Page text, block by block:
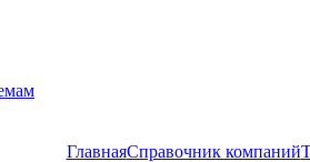
ГлавнаяСправочник компаний